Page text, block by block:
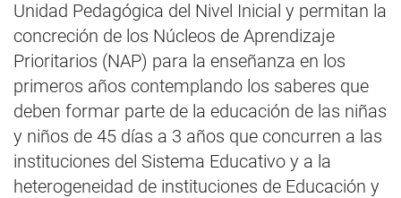
Unidad Pedagógica del Nivel Inicial y permitan la
concreción de los Núcleos de Aprendizaje
Prioritarios (NAP) para la enseñanza en los
primeros años contemplando los saberes que
deben formar parte de la educación de las niñas
y niños de 45 días a 3 años que concurren a las
instituciones del Sistema Educativo y a la
heterogeneidad de instituciones de Educación y